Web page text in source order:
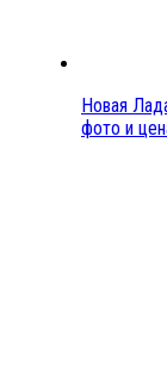
Новая
фото и